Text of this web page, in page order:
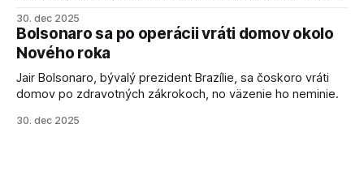
schopnosti. Informovali o tom štátne médiá KĽDR, na ktoré
sa odvoláva agentúra AFP.
30. dec 2025
Bolsonaro sa po operácii vráti domov okolo
Nového roka
Jair Bolsonaro, bývalý prezident Brazílie, sa čoskoro vráti
domov po zdravotných zákrokoch, no väzenie ho neminie.
30. dec 2025